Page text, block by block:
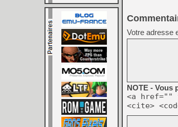
Votre adresse
NOTE - Vous
<a href=""
<cite>